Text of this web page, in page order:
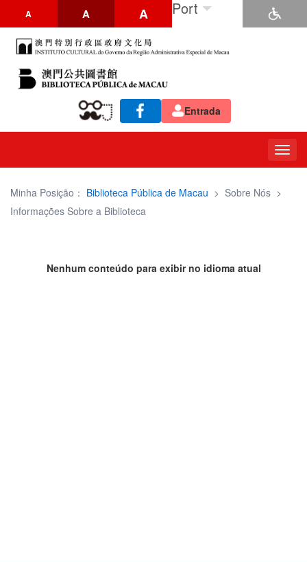
A A A Port
Entrada
Minha Posição： Biblioteca Pública de Macau > Sobre Nós >
Informações Sobre a Biblioteca
Nenhum conteúdo para exibir no idioma atual